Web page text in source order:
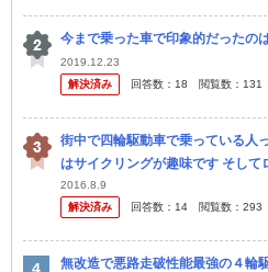
今まで乗った車で印象的だったの
2019.12.23
解決済み
回答数： 18 閲覧数： 131
街中で四輪駆動車で乗っている人
はサイクリングが趣味です そして
をこよなく愛しています もっとも
信じて...
2016.8.9
解決済み
回答数： 14 閲覧数： 293
無改造で悪路走破性能最強の４輪